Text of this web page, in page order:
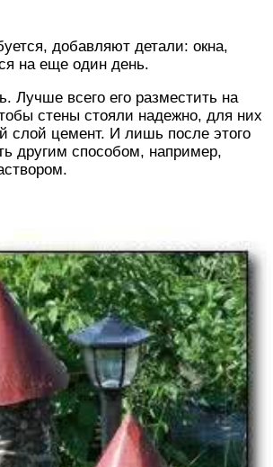
добавляют детали: окна,
на еще один день.
Лучше всего его разместить на
стены стояли надежно, для них
слой цемент. И лишь после этого
другим способом, например,